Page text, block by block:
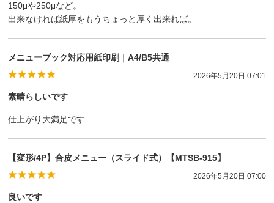
150μや250μなど。
出来なければ紙厚をもうちょっと厚く出来れば。
メニューブック対応用紙印刷｜A4/B5共通
2026年5月20日 07:01
素晴らしいです
仕上がり大満足です
【変形/4P】合皮メニュー（スライド式）【MTSB-915】
2026年5月20日 07:00
良いです